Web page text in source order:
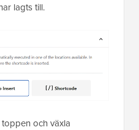
lagts till.
och växla